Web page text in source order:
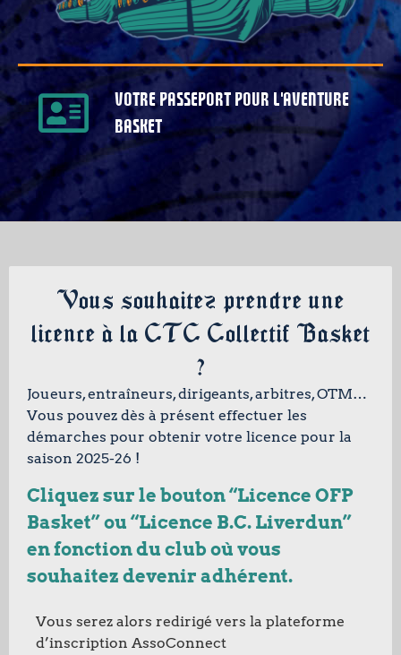
Votre passeport pour l'aventure
basket
Vous souhaitez prendre une
licence à la CTC Collectif Basket
?
Joueurs, entraîneurs, dirigeants, arbitres, OTM…
Vous pouvez dès à présent effectuer les
démarches pour obtenir votre licence pour la
saison 2025-26 !
Cliquez sur le bouton “Licence OFP
Basket” ou “Licence B.C. Liverdun”
en fonction du club où vous
souhaitez devenir adhérent.
Vous serez alors redirigé vers la plateforme
d’inscription AssoConnect